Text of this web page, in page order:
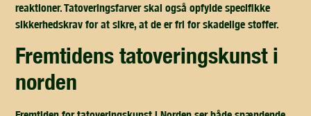
reaktioner. Tatoveringsfarver skal også opfylde specifikke
sikkerhedskrav for at sikre, at de er fri for skadelige stoffer.
fremtidens tatoveringskunst i
norden